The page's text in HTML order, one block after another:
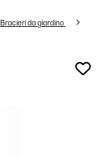
Bracieri da giardino